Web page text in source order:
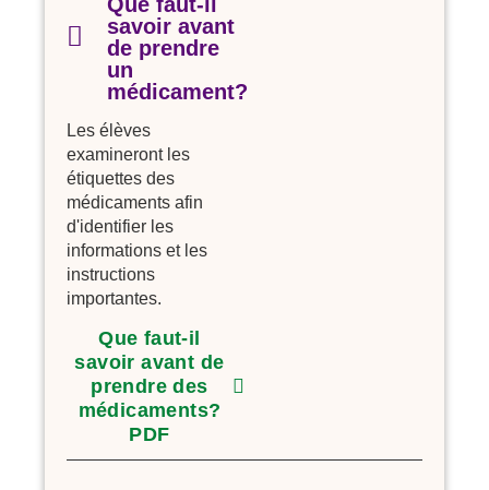
savoir avant
de prendre
un
médicament?
Les élèves
examineront les
étiquettes des
médicaments afin
d'identifier les
informations et les
instructions
importantes.
Que faut-il
savoir avant de
prendre des
médicaments?
PDF